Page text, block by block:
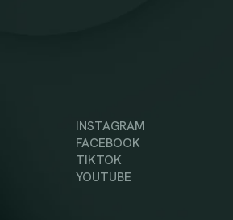
INSTAGRAM
FACEBOOK
TIKTOK
YOUTUBE